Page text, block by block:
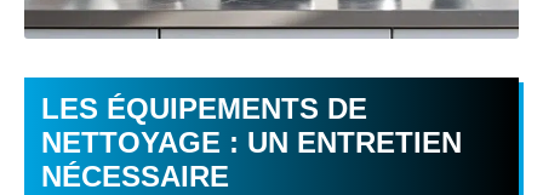
LES ÉQUIPEMENTS DE
NETTOYAGE : UN ENTRETIEN
NÉCESSAIRE